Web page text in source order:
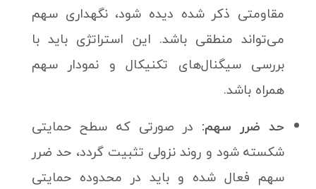
مقاومتی ذکر شده دیده شود، نگهداری سهم
می‌تواند منطقی باشد. این استراتژی باید با
بررسی سیگنال‌های تکنیکال و نمودار سهم
همراه باشد.
حد ضرر سهم: در صورتی که سطح حمایتی
شکسته شود و روند نزولی تثبیت گردد، حد ضرر
سهم فعال شده و باید در محدوده حمایتی